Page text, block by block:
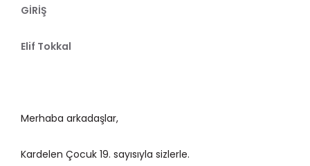
GİRİŞ
Elif Tokkal
Merhaba arkadaşlar,
Kardelen Çocuk 19. sayısıyla sizlerle.